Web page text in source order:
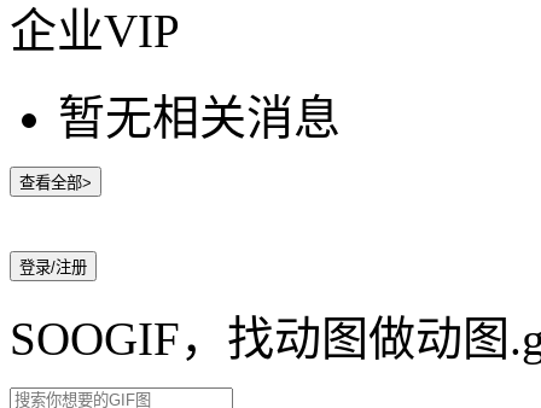
企业VIP
暂无相关消息
查看全部>
登录/注册
SOOGIF，找动图做动图